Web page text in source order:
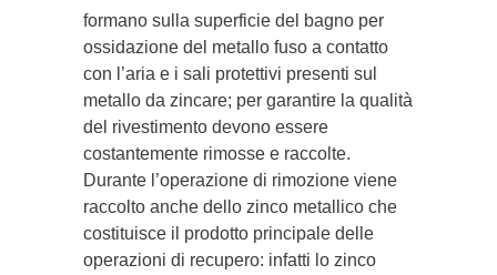
formano sulla superficie del bagno per
ossidazione del metallo fuso a contatto
con l’aria e i sali protettivi presenti sul
metallo da zincare; per garantire la qualità
del rivestimento devono essere
costantemente rimosse e raccolte.
Durante l’operazione di rimozione viene
raccolto anche dello zinco metallico che
costituisce il prodotto principale delle
operazioni di recupero: infatti lo zinco